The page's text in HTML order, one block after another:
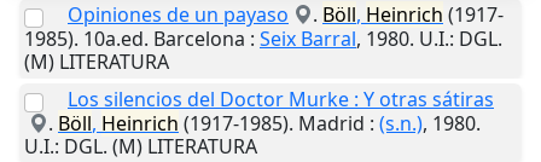
Opiniones de un payaso . Böll, Heinrich (1917-
1985). 10a.ed. Barcelona : Seix Barral, 1980. U.I.: DGL.
(M) LITERATURA
Los silencios del Doctor Murke : Y otras sátiras
. Böll, Heinrich (1917-1985). Madrid : (s.n.), 1980.
U.I.: DGL. (M) LITERATURA